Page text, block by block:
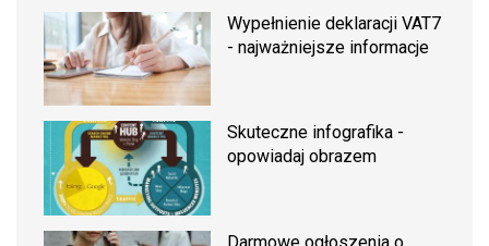
Wypełnienie deklaracji VAT7
- najważniejsze informacje
Skuteczne infografika -
opowiadaj obrazem